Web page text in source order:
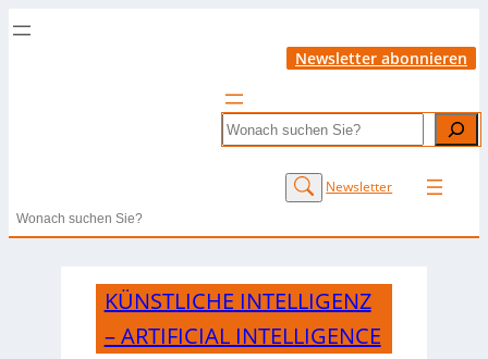
Newsletter abonnieren
Search
Newsletter
Search
KÜNSTLICHE INTELLIGENZ
– ARTIFICIAL INTELLIGENCE